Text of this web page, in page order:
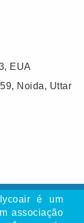
EUA
Noida, Uttar
é um
associação